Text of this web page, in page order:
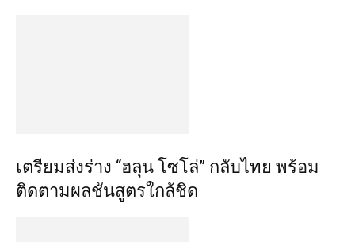
เตรียมส่งร่าง “ฮลุน โซโล่” กลับไทย พร้อม
ติดตามผลชันสูตรใกล้ชิด